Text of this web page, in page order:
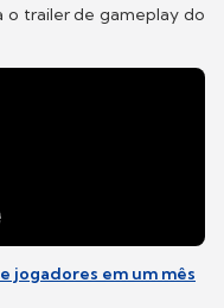
o trailer de gameplay do
jogadores em um mês